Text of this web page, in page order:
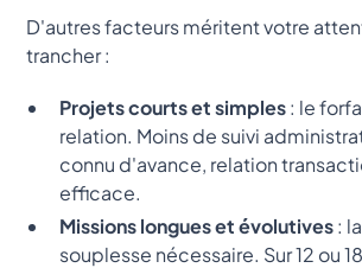
D'autres facteurs méritent votre
trancher :
Projets courts et simples: le
relation. Moins de suivi
connu d'avance, relation
efficace.
Missions longues et évolutives:
souplesse nécessaire. Sur 12 ou